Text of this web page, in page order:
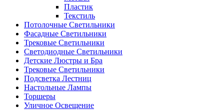
Пластик
Текстиль
Потолочные Светильники
Фасадные Светильники
Трековые Светильники
Светодиодные Светильники
Детские Люстры и Бра
Трековые Светильники
Подсветка Лестниц
Настольные Лампы
Торшеры
Уличное Освещение